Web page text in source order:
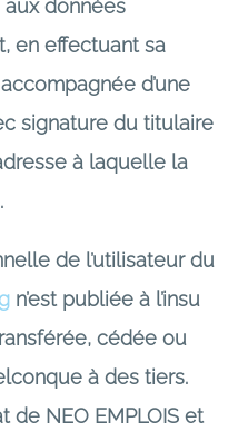
aux données
en effectuant sa
d’une
signature du titulaire
à laquelle la
de l’utilisateur du
n’est publiée à l’insu
cédée ou
à des tiers.
de NEO EMPLOIS et